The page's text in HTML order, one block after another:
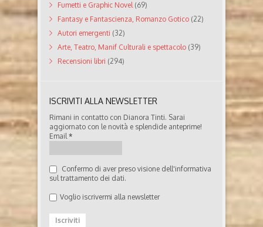
Fumetti e Graphic Novel(69)
Fantasy e Fantascienza, Romanzo Gotico (22)
Autori emergenti (32)
Arte, Teatro, Manif Culturali e spettacolo (39)
Recensioni libri (294)
ISCRIVITI ALLA NEWSLETTER
Rimani in contatto con Dianora Tinti. Sarai
aggiornato con le novità e splendide anteprime!
Email*
Confermo di aver preso visione dell'informativa
sul trattamento dei dati.
Voglio iscrivermi alla newsletter